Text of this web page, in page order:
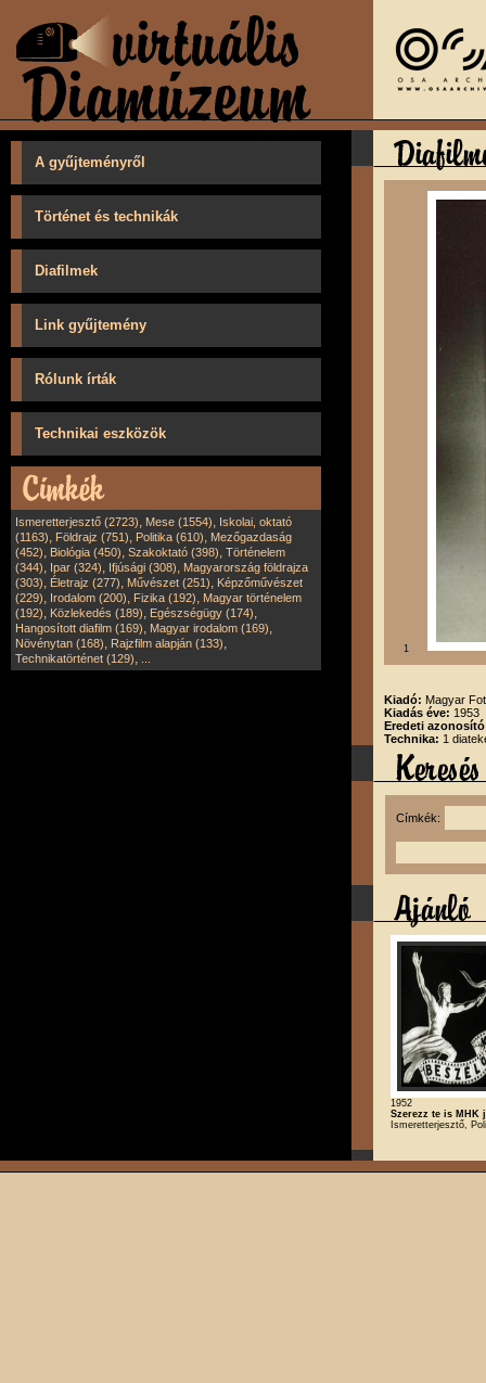
A gyűjteményről
Történet és technikák
Diafilmek
Link gyűjtemény
Rólunk írták
Technikai eszközök
Ismeretterjesztő (2723), Mese (1554), Iskolai, oktató
(1163), Földrajz (751), Politika (610), Mezőgazdaság
(452), Biológia (450), Szakoktató (398), Történelem
(344), Ipar (324), Ifjúsági (308), Magyarország földrajza
(303), Életrajz (277), Művészet (251), Képzőművészet
(229), Irodalom (200), Fizika (192), Magyar történelem
(192), Közlekedés (189), Egészségügy (174),
Hangosított diafilm (169), Magyar irodalom (169),
Növénytan (168), Rajzfilm alapján (133),
Technikatörténet (129),
1
Kiadó: Magyar
Kiadás éve: 1953
Eredeti
Technika: 1
Címkék:
1952
Szerezz te is MHK
Ismeretterjesztő,